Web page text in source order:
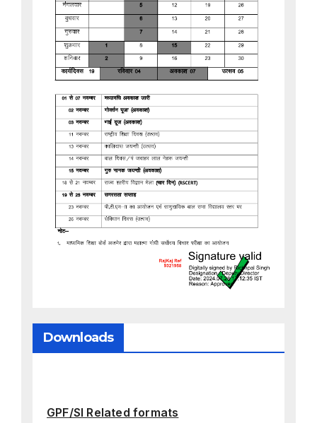
Downloads
GPF/SI Related formats